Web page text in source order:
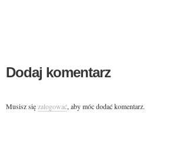
Dodaj komentarz
Musisz sięzalogować, aby móc dodać komentarz.